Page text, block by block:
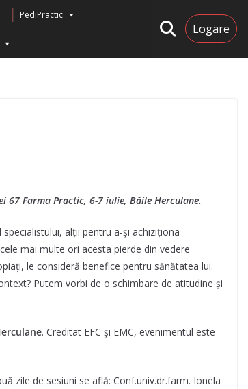
PediPractic
Logare
Farma Practic, 6-7 iulie, Băile Herculane.
alții pentru a-și achiziționa
mai multe ori acesta pierde din vedere
le consideră benefice pentru sănătatea lui.
Putem vorbi de o schimbare de atitudine și
. Creditat EFC și EMC, evenimentul este
zile de sesiuni se află: Conf.univ.dr.farm. Ionela